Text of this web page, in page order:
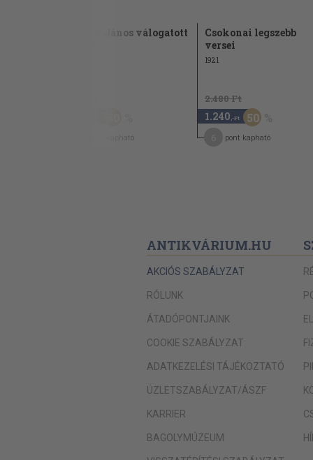
Arany János válogatott
pont kapható
Csokonai legszebb
versei
1921
2.480 Ft
1.240 ,-Ft 50
pont kapható
ANTIKVÁRIUM.HU
AKCIÓS SZABÁLYZAT
RÓLUNK
ÁTADÓPONTJAINK
COOKIE SZABÁLYZAT
ADATKEZELÉSI TÁJÉKOZTATÓ
ÜZLETSZABÁLYZAT/ÁSZF
KARRIER
BAGOLYMÚZEUM